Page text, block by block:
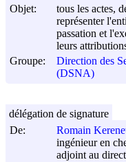
Objet:
tous les actes,
représenter
passation et
leurs
Groupe:
Direction des
(DSNA)
De:
Romain
ingénieur en
adjoint au
délégation de signature